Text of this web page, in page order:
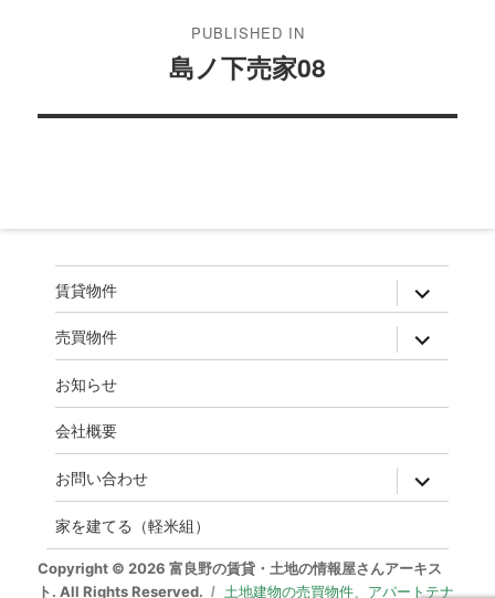
ゲ
ン
PUBLISHED IN
島ノ下売家08
賃貸物件 expand
child
menu
売買物件 expand
child
menu
お知らせ
会社概要
お問い合わせ expand
child
menu
家を建てる（軽米組）
Copyright © 2026 富良野の賃貸・土地の情報屋さんアーキス
ト. All Rights Reserved.
土地建物の売買物件、アパートテナ